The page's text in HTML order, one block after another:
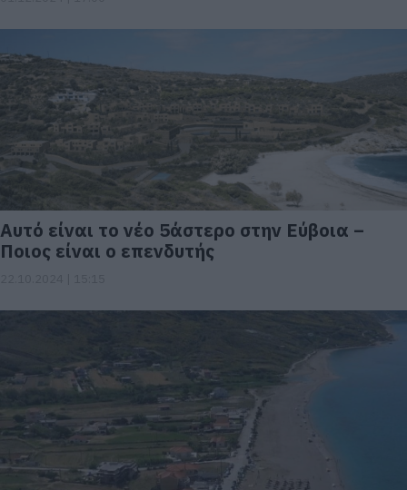
Αυτό είναι το νέο 5άστερο στην Εύβοια –
Ποιος είναι ο επενδυτής